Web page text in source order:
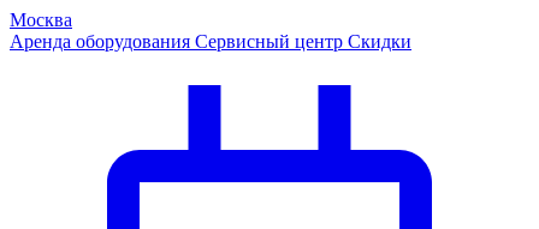
Москва
Аренда оборудования Сервисный центр Скидки